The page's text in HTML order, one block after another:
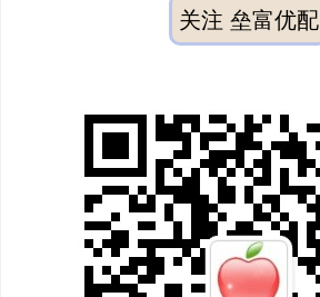
关注 垒富优配